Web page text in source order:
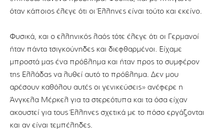
όταν κάποιος έλεγε ότι οι Έλληνες είναι τούτο και εκείνο.
Φυσικά, και ο ελληνικός λαός τότε έλεγε ότι οι Γερμανοί
ήταν πάντα τσιγκούνηδες και διεφθαρμένοι. Είχαμε
μπροστά μας ένα πρόβλημα και ήταν προς το συμφέρον
της Ελλάδας να λυθεί αυτό το πρόβλημα. Δεν μου
αρέσουν καθόλου αυτές οι γενικεύσεις» ανέφερε η
Άνγκελα Μέρκελ για τα στερεότυπα και τα όσα είχαν
ακουστεί για τους Έλληνες σχετικά με το πόσο εργάζονται
και αν είναι τεμπέληδες.